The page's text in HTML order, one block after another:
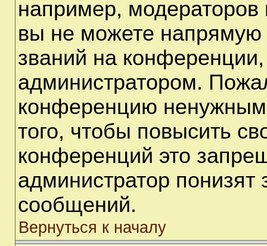
например,
вы не можете напрямую
званий на
администратором.
конференцию
того, чтобы повысить
конференций это
администратор понизят
сообщений.
Вернуться к началу